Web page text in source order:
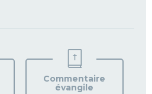
VOTRE
PAROISSE
Commentaire
évangile